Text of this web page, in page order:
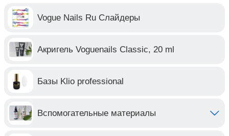
Vogue Nails Ru Слайдеры
Акригель Voguenails Classic, 20 ml
Базы Klio professional
Вспомогательные материалы